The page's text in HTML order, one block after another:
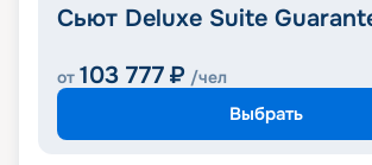
Сьют Deluxe Suite
от 103 777 ₽ /чел
Выбрать